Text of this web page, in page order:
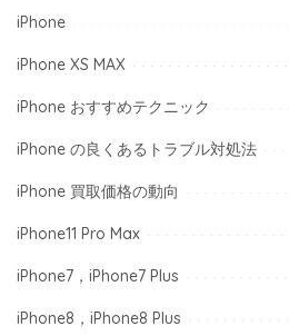
iPhone
iPhone XS MAX
iPhone おすすめテクニック
iPhone の良くあるトラブル対処法
iPhone 買取価格の動向
iPhone11 Pro Max
iPhone7，iPhone7 Plus
iPhone8，iPhone8 Plus